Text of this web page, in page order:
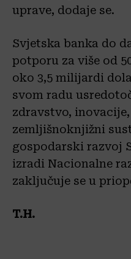
uprave, dodaje se.
Svjetska banka do
potporu za više od
oko 3,5 milijardi
svom radu
zdravstvo,
zemljišnoknjižni
gospodarski razvoj
izradi Nacionalne
zaključuje se u
T.H.